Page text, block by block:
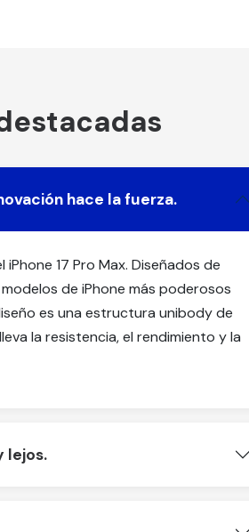
hace la fuerza.
17 Pro Max. Diseñados de
de iPhone más poderosos
es una estructura unibody de
la resistencia, el rendimiento y la
lejos.